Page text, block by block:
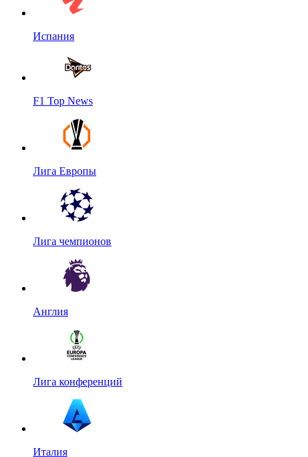
Испания
F1 Top News
Лига Европы
Лига чемпионов
Англия
Лига конференций
Италия